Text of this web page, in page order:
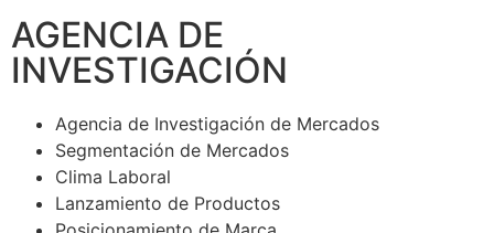
AGENCIA DE
INVESTIGACIÓN
Agencia de Investigación de Mercados
Segmentación de Mercados
Clima Laboral
Lanzamiento de Productos